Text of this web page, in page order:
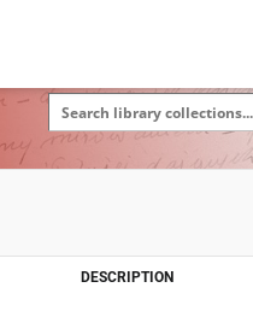
DESCRIPTION